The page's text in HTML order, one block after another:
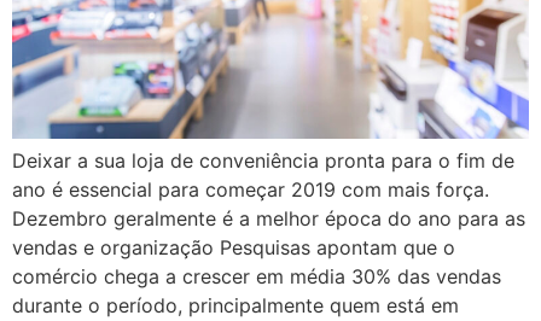
Deixar a sua loja de conveniência pronta para o fim de
ano é essencial para começar 2019 com mais força.
Dezembro geralmente é a melhor época do ano para as
vendas e organização Pesquisas apontam que o
comércio chega a crescer em média 30% das vendas
durante o período, principalmente quem está em